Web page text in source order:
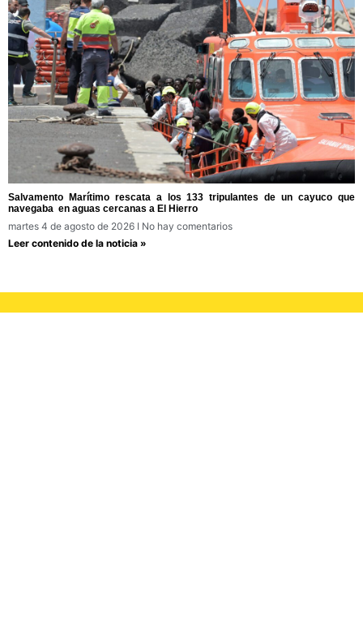
Salvamento Marítimo rescata a los 133 tripulantes de un cayuco que
navegaba en aguas cercanas a El Hierro
martes 4 de agosto de 2026
No hay comentarios
Leer contenido de la noticia »